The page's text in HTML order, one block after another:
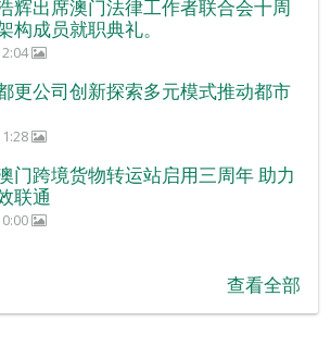
辉出席澳门法律工作者联合会十周
构成员就职典礼。
更公司创新探索多元模式推动都市
门跨境货物转运站启用三周年 助力
联通
查看全部